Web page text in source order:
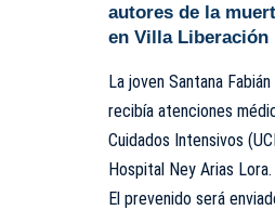
autores de la
en Villa Liberación
La joven Santana
recibía atenciones
Cuidados Intensivos
Hospital Ney Arias Lora.
El prevenido será